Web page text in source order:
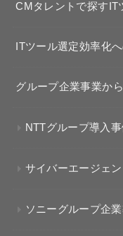
CMタレントで探すIT
ITツール選定効率化
グループ企業事業か
NTTグループ導入事
サイバーエージェ
ソニーグループ企